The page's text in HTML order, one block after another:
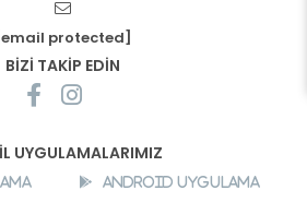
protected]
BİZİ TAKİP EDİN
UYGULAMALARIMIZ
Android Uygulama